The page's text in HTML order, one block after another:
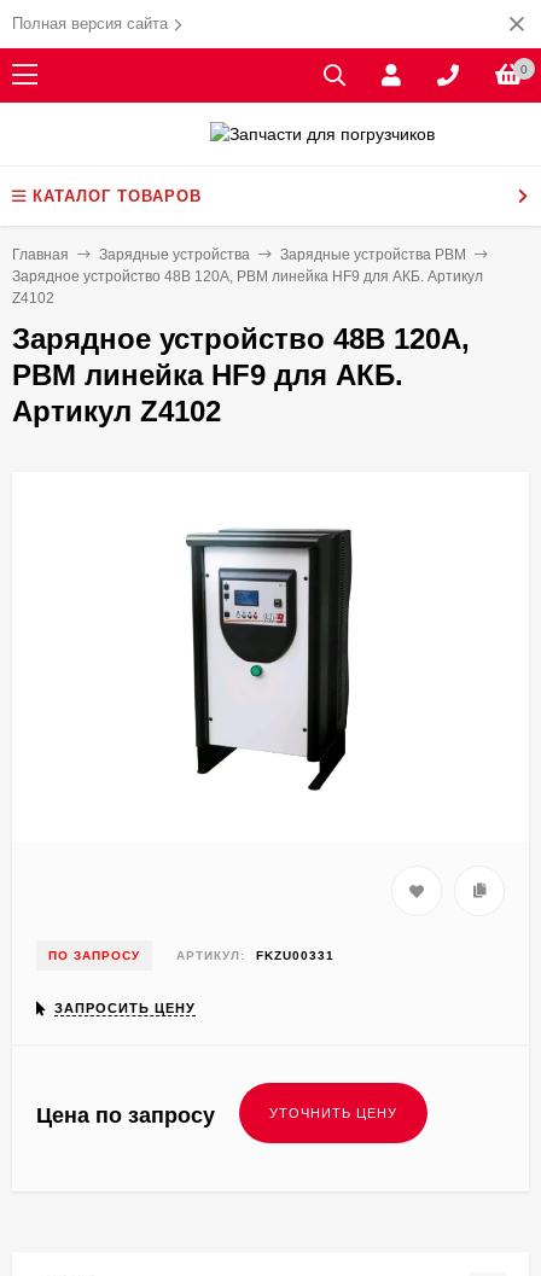
Полная версия сайта
0
КАТАЛОГ ТОВАРОВ
Главная Зарядные устройства
Зарядные устройства PBM
Зарядное устройство 48В 120А, PBM линейка HF9 для АКБ. Артикул
Z4102
Зарядное устройство 48В 120А,
PBM линейка HF9 для АКБ.
Артикул Z4102
ПО ЗАПРОСУ АРТИКУЛ: FKZU00331
ЗАПРОСИТЬ ЦЕНУ
Цена по запросу